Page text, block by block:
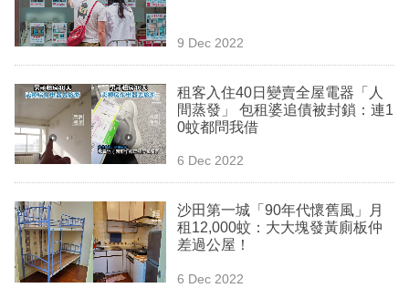
9 Dec 2022
租客入住40日變賣全屋電器「人
間蒸發」 包租婆追債被封鎖：連1
0蚊都問我借
6 Dec 2022
沙田第一城「90年代懷舊風」月
租12,000蚊：大大塊發黃廁板仲
差過公屋！
6 Dec 2022